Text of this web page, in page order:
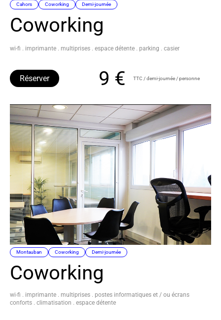
Cahors Coworking Demi-journée
Coworking
wi-fi . imprimante . multiprises . espace détente . parking . casier
9 € TTC / demi-journée / personne
Réserver
Montauban Coworking Demi-journée
Coworking
wi-fi . imprimante . multiprises . postes informatiques et / ou écrans
conforts . climatisation . espace détente